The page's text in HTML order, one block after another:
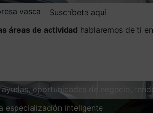
vasca
Suscríbete aquí
áreas de actividad hablaremos de ti
oportunidades de negocio,
especialización inteligente